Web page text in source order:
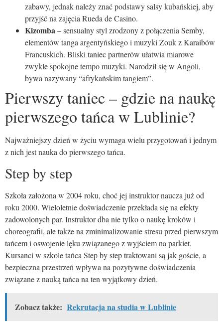
zabawy, jednak należy znać podstawy salsy kubańskiej, aby
przyjść na zajęcia Rueda de Casino.
Kizomba– sensualny styl zrodzony z połączenia Semby,
elementów tanga argentyńskiego i muzyki Zouk z Karaibów
Francuskich. Bliski taniec partnerów ułatwia miarowe
zwykle spokojne tempo muzyki. Narodził się w Angoli,
bywa nazywany “afrykańskim tangiem”.
Pierwszy taniec – gdzie na naukę
pierwszego tańca w Lublinie?
Najważniejszy dzień w życiu wymaga wielu przygotowań i jednym
z nich jest nauka do pierwszego tańca.
Step by step
Szkoła założona w 2004 roku, choć jej instruktor naucza już od
roku 2000. Wieloletnie doświadczenie przekłada się na efekty
zadowolonych par. Instruktor dba nie tylko o naukę kroków i
choreografii, ale także na zminimalizowanie stresu przed pierwszym
tańcem i oswojenie lęku związanego z wyjściem na parkiet.
Kursanci w szkole tańca Step by step traktowani są jak goście, a
bezpieczna przestrzeń wpływa na pozytywne doświadczenia
związane z nauką tańca na ten wyjątkowy dzień.
Zobacz także: Rekrutacja na studia w Lublinie